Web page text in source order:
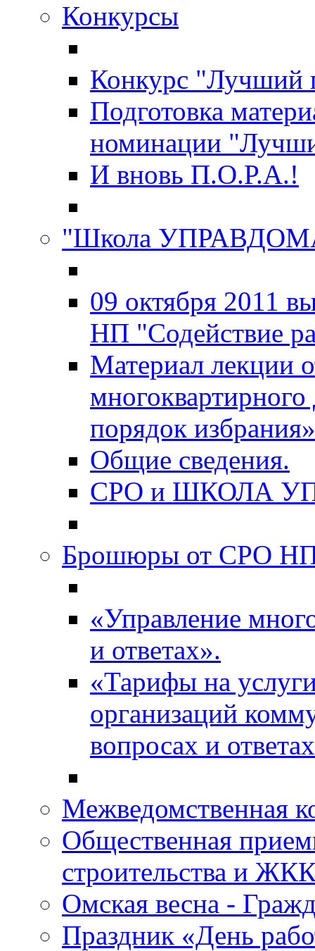
Конкурсы
Конкурс "Лучший
Подготовка
номинации
И вновь П.О.Р.А.!
"Школа
09 октября 2011
НП "Содействие
Материал лекции
порядок
Общие сведения.
СРО и ШКОЛА
Брошюры от СРО НП
«Управление
и ответах».
«Тарифы на
организаций
вопросах и
Межведомственная
Общественная
строительства и
Омская весна -
Праздник «День